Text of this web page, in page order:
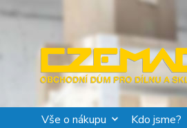
Vše o nákupu Kdo jsme?